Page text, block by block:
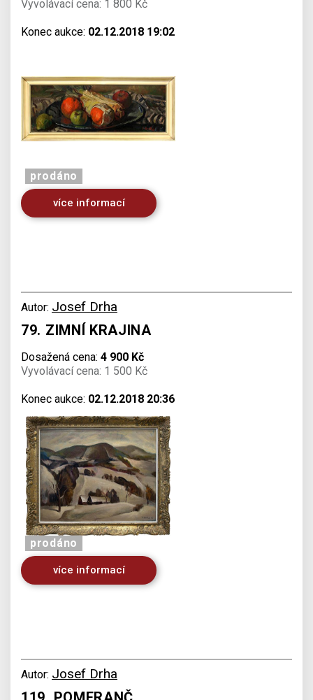
Vyvolávací cena: 1 800 Kč
Konec aukce: 02.12.2018 19:02
prodáno
více informací
Autor: Josef Drha
79. ZIMNÍ KRAJINA
Dosažená cena: 4 900 Kč
Vyvolávací cena: 1 500 Kč
Konec aukce: 02.12.2018 20:36
prodáno
více informací
Autor: Josef Drha